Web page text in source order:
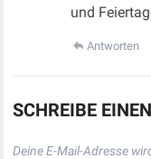
und
Antworten
SCHREIBE
Deine E-Mail-Adresse